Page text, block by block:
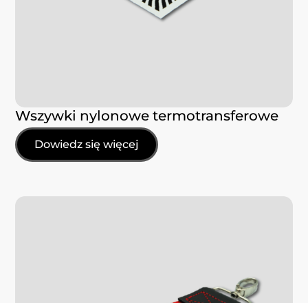
Wszywki nylonowe termotransferowe
Dowiedz się więcej